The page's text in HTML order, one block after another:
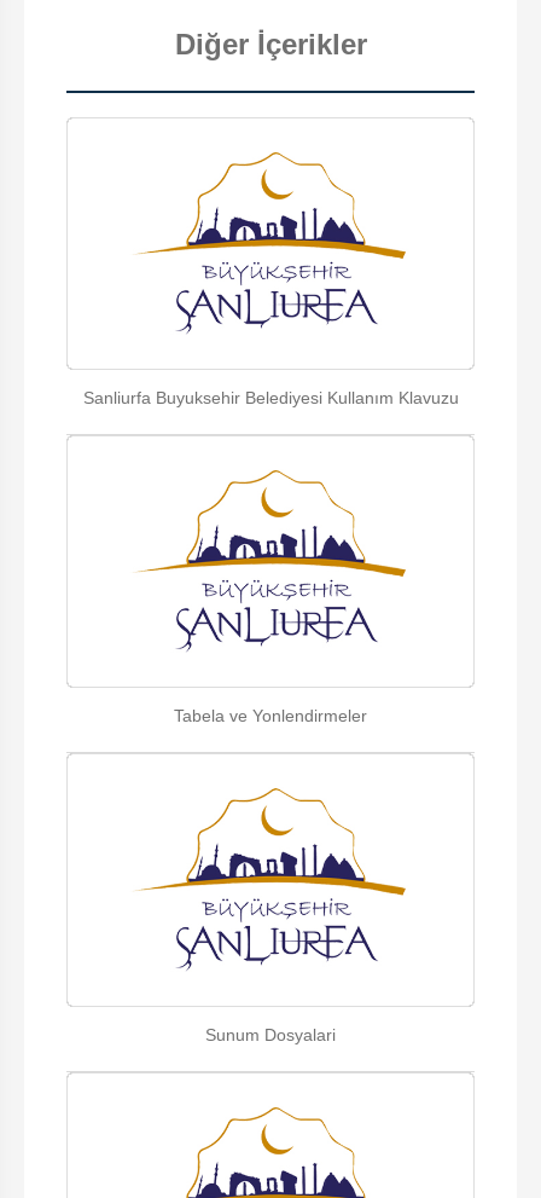
Diğer İçerikler
Sanliurfa Buyuksehir Belediyesi Kullanım Klavuzu
Tabela ve Yonlendirmeler
Sunum Dosyalari